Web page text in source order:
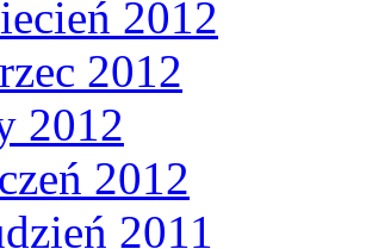
2012
2012
2012
2012
2011